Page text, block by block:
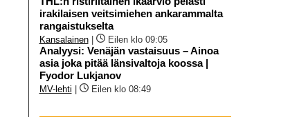
irakilaisen veitsimiehen ankarammalta
rangaistukselta
Kansalainen| Eilen klo 09:05
Analyysi: Venäjän vastaisuus – Ainoa
asia joka pitää länsivaltoja koossa |
Fyodor Lukjanov
MV-lehti Eilen klo 08:49